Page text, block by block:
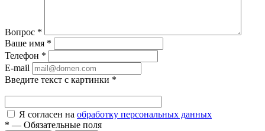
Вопрос *
Ваше имя *
Телефон *
E-mail
Введите текст с картинки *
Я согласен на обработку персональных данных
* — Обязательные поля